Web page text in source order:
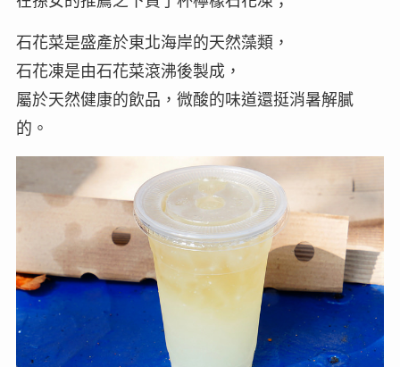
石花菜是盛產於東北海岸的天然藻類，
石花凍是由石花菜滾沸後製成，
屬於天然健康的飲品，微酸的味道還挺消暑解膩
的。